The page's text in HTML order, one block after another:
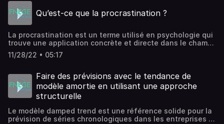
Philippe Gabilliet dans une vidéo inspirée par l’impact
paper qu’il a rédigé dans le cadre de la série « Managing a
Post-Covid19 Era » de ESCP Business School.
Qu’est-ce que la procrastination ?
La procrastination est un terme utilisé en psychologie qui
trouve une application concrète et directe dans le champ
de la gestion. Elle renvoie à l’habitude pour une personne,
de reporter à plus tard des tâches ou des activités
des activités de moindre importance.
11/28/22 • 05:17
Faire des prévisions avec le tendance de
modèle amortie en utilisant une approche
structurelle
Le modèle damped trend est une référence solide pour la
prévision de séries chronologiques dans les entreprises et